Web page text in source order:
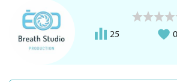
25
0